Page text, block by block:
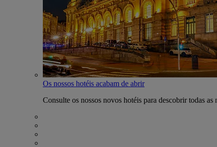
Os nossos hotéis acabam de abrir
Consulte os nossos novos hotéis para descobrir todas as